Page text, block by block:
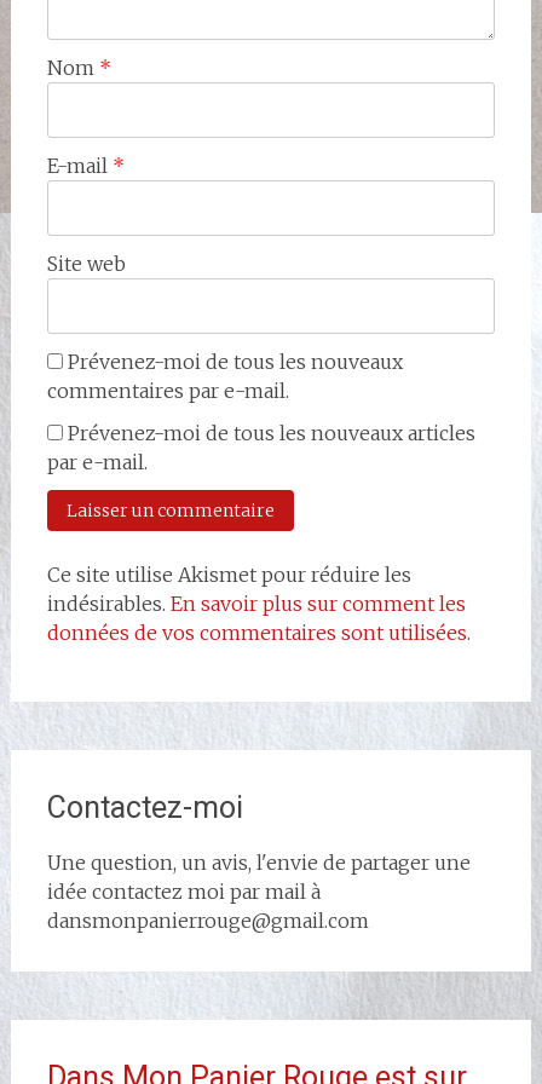
Nom *
E-mail *
Site web
Prévenez-moi de tous les nouveaux
commentaires par e-mail.
Prévenez-moi de tous les nouveaux articles
par e-mail.
Ce site utilise Akismet pour réduire les
indésirables. En savoir plus sur comment les
données de vos commentaires sont utilisées.
Contactez-moi
Une question, un avis, l'envie de partager une
idée contactez moi par mail à
dansmonpanierrouge@gmail.com